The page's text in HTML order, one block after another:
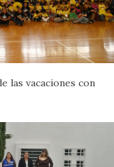
las vacaciones con